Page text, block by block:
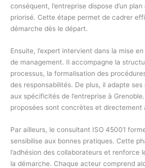
conséquent, l’entreprise dispose d’un
priorisé. Cette étape permet de cadrer
démarche dès le départ.
Ensuite, l’expert intervient dans la mise
de management. Il accompagne la
processus, la formalisation des
des responsabilités. De plus, il adapte
aux spécificités de l’entreprise à
proposées sont concrètes et directement
Par ailleurs, le consultant ISO 45001
sensibilise aux bonnes pratiques. Cette
l’adhésion des collaborateurs et renforce
la démarche. Chaque acteur comprend